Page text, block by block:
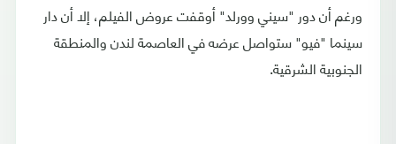
ورغم أن دور "سيني وورلد" أوقفت عروض الفيلم، إلا أن دار
سينما "فيو" ستواصل عرضه في العاصمة لندن والمنطقة
الجنوبية الشرقية.